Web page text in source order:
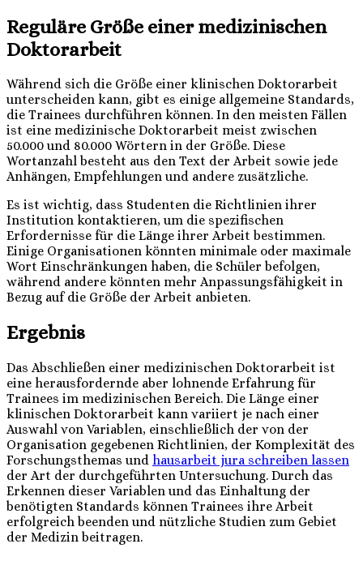
Reguläre Größe einer medizinischen
Doktorarbeit
Während sich die Größe einer klinischen Doktorarbeit
unterscheiden kann, gibt es einige allgemeine Standards,
die Trainees durchführen können. In den meisten Fällen
ist eine medizinische Doktorarbeit meist zwischen
50.000 und 80.000 Wörtern in der Größe. Diese
Wortanzahl besteht aus den Text der Arbeit sowie jede
Anhängen, Empfehlungen und andere zusätzliche.
Es ist wichtig, dass Studenten die Richtlinien ihrer
Institution kontaktieren, um die spezifischen
Erfordernisse für die Länge ihrer Arbeit bestimmen.
Einige Organisationen könnten minimale oder maximale
Wort Einschränkungen haben, die Schüler befolgen,
während andere könnten mehr Anpassungsfähigkeit in
Bezug auf die Größe der Arbeit anbieten.
Ergebnis
Das Abschließen einer medizinischen Doktorarbeit ist
eine herausfordernde aber lohnende Erfahrung für
Trainees im medizinischen Bereich. Die Länge einer
klinischen Doktorarbeit kann variiert je nach einer
Auswahl von Variablen, einschließlich der von der
Organisation gegebenen Richtlinien, der Komplexität des
Forschungsthemas und hausarbeit jura schreiben lassen
der Art der durchgeführten Untersuchung. Durch das
Erkennen dieser Variablen und das Einhaltung der
benötigten Standards können Trainees ihre Arbeit
erfolgreich beenden und nützliche Studien zum Gebiet
der Medizin beitragen.